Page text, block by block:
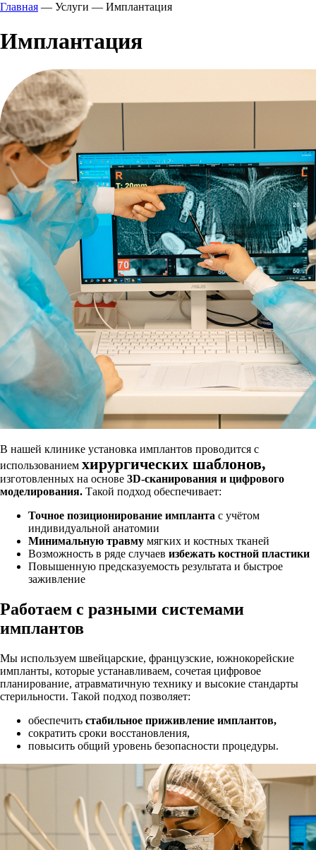
Главная — Услуги — Имплантация
Имплантация
В нашей клинике установка имплантов проводится с
использованием хирургических шаблонов,
изготовленных на основе 3D-сканирования и цифрового
моделирования. Такой подход обеспечивает:
Точное позиционирование импланта с учётом
индивидуальной анатомии
Минимальную травму мягких и костных тканей
Возможность в ряде случаев избежать костной пластики
Повышенную предсказуемость результата и быстрое
заживление
Работаем с разными системами
имплантов
Мы используем швейцарские, французские, южнокорейские
импланты, которые устанавливаем, сочетая цифровое
планирование, атравматичную технику и высокие стандарты
стерильности. Такой подход позволяет:
обеспечить стабильное приживление имплантов,
сократить сроки восстановления,
повысить общий уровень безопасности процедуры.